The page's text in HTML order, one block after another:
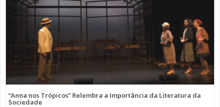
“Anna nos Trópicos” Relembra a Importância da Literatura da
Sociedade